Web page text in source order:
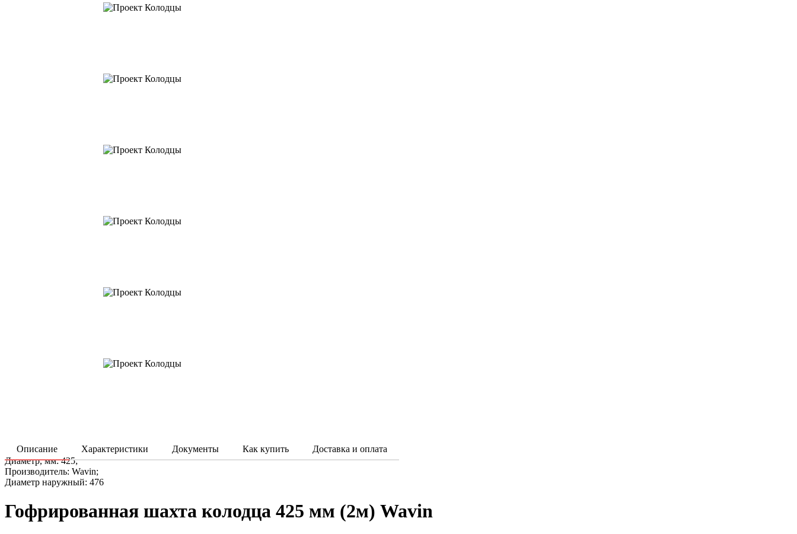
Описание Характеристики Документы Как купить
Доставка и оплата
Диаметр, мм: 425;
Производитель: Wavin;
Диаметр наружный: 476
Гофрированная шахта колодца 425 мм (2м) Wavin